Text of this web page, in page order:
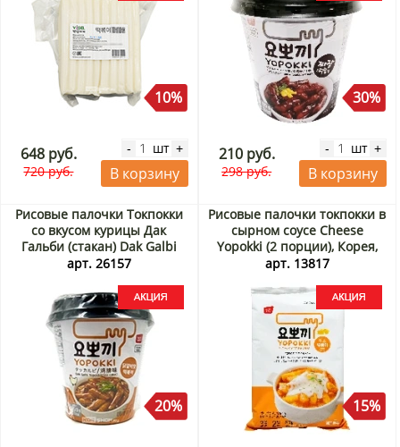
10%
648 руб.
720 руб.
- шт +
В корзину
30%
210 руб.
298 руб.
- шт +
В корзину
Рисовые палочки Токпокки
со вкусом курицы Дак
Гальби (стакан) Dak Galbi
Yopokki, Корея, 130 г Акция
арт. 26157
20%
Рисовые палочки токпокки в
сырном соусе Cheese
Yopokki (2 порции), Корея,
240 г Акция
арт. 13817
15%